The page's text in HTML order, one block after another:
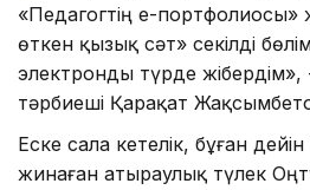
«Педагогтің е-
өткен қызық сәт» секілді
электронды түрде жібердім»,
тәрбиеші Қарақат
Еске сала кетелік, бұған
жинаған атыраулық түлек